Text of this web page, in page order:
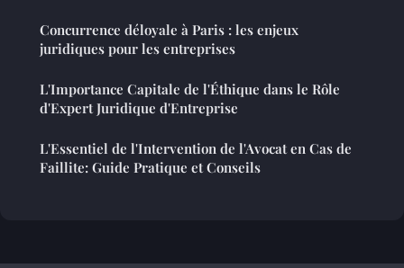
Concurrence déloyale à Paris : les enjeux
juridiques pour les entreprises
L'Importance Capitale de l'Éthique dans le Rôle
d'Expert Juridique d'Entreprise
L'Essentiel de l'Intervention de l'Avocat en Cas de
Faillite: Guide Pratique et Conseils